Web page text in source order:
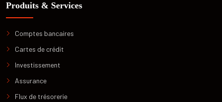
Produits & Services
Comptes bancaires
Cartes de crédit
Investissement
Assurance
Flux de trésorerie